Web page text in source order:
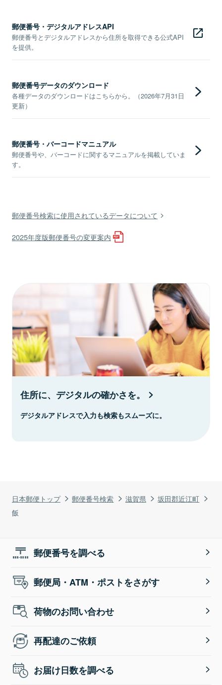
日本郵便トップ 郵便番号検索 滋賀県
坂田郡近江町
飯
郵便番号・デジタルアドレスAPI
郵便番号とデジタルアドレスから住所を取得できる公式API
を提供。
郵便番号データのダウンロード
各種データのダウンロードはこちらから。（2026年7月31日
更新）
郵便番号・バーコードマニュアル
郵便番号や、バーコードに関するマニュアルを掲載していま
す。
郵便番号検索に使用されているデータについて
2025年度版郵便番号の変更案内
住所に、デジタルの確かさを。
デジタルアドレスで入力も検索もスムーズに。
郵便番号を調べる
郵便局・ATM・ポストをさがす
荷物のお問い合わせ
再配達のご依頼
お届け日数を調べる